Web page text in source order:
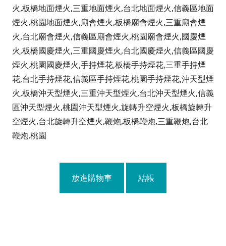
火,板橋地面煙火,三重地面煙火,台北地面煙火,信義區地面
煙火,桃園地面煙火,廟會煙火,板橋廟會煙火,三重廟會煙
火,台北廟會煙火,信義區廟會煙火,桃園廟會煙火,國慶煙
火,板橋國慶煙火,三重國慶煙火,台北國慶煙火,信義區國慶
煙火,桃園國慶煙火,手持煙花,板橋手持煙花,三重手持煙
花,台北手持煙花,信義區手持煙花,桃園手持煙花,沖天型煙
火,板橋沖天型煙火,三重沖天型煙火,台北沖天型煙火,信義
區沖天型煙火,桃園沖天型煙火,旋轉升空煙火,板橋旋轉升
空煙火,台北旋轉升空煙火,鞭炮,板橋鞭炮,三重鞭炮,台北
鞭炮,桃園
放進購物車 結帳